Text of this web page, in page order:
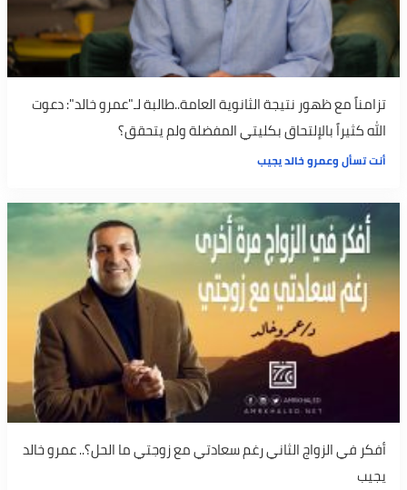
تزامناً مع ظهور نتيجة الثانوية العامة..طالبة لـ"عمرو خالد": دعوت
الله كثيراً بالإلتحاق بكليتي المفضلة ولم يتحقق؟
أنت تسأل وعمرو خالد يجيب
أفكر في الزواج الثاني رغم سعادتي مع زوجتي ما الحل؟.. عمرو خالد
يجيب